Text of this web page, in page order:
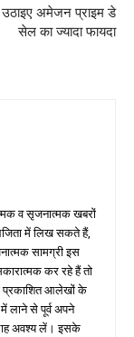
अमेजन प्राइम डे
सेल का ज्यादा फायदा
व सृजनात्मक खबरों
में लिख सकते हैं,
सामग्री इस
कर रहे हैं तो
प्रकाशित आलेखों के
लाने से पूर्व अपने
अवश्य लें। इसके